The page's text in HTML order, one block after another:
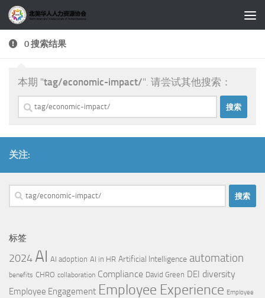
跳至内容
0 搜索结果
本期 "tag/economic-impact/". 请尝试其他搜索：
搜
索：
关注:
搜
索：
标签
2024 AI AI adoption AI in HR Artificial Intelligence automation
benefits CHRO collaboration Compliance David Green DEI diversity
Employee Engagement Employee Experience Employee